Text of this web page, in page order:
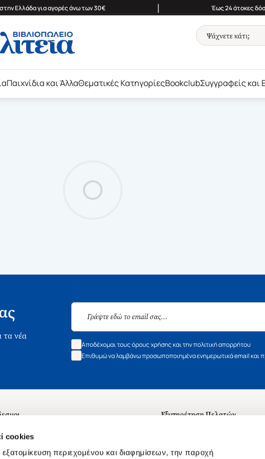
cookies
περιεχομένου και διαφημίσεων, την παροχή
Ελλάδα για αγορές άνω των 30€ | Έως 24 άτοκες
Παιχνίδια και ΆλλαΘεματικές ΚατηγορίεςBookclubΣυγγραφείς και
τα νέα
Αποδέχομαι τους όρους χρήσης και την πολιτική απορρήτου
Επιθυμώ να λαμβάνω προσωποποιημένα ενημερωτικά email και
Εξυπηρέτηση Πελατών